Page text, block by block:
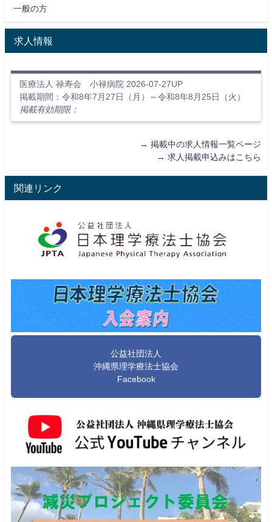
一般の方
求人情報
医療法人 禄寿会 小禄病院 2026-07-27UP
掲載期間：令和8年7月27日（月）～令和8年8月25日（火）
掲載有効期限：
→ 掲載中の求人情報一覧ページ
→ 求人掲載申込みはこちら
関連リンク
公益社団法人
沖縄県理学療法士協会
Facebook